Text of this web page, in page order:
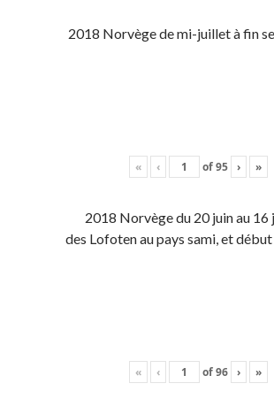
2018 Norvège de mi-juillet à fin
« ‹ of95 › »
2018 Norvège du 20 juin au 16
des Lofoten au pays sami, et
« ‹ of96 › »